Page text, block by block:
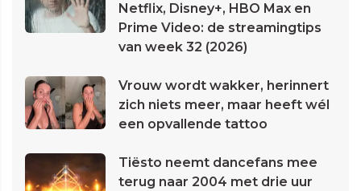
Netflix, Disney+, HBO Max en
Prime Video: de streamingtips
van week 32 (2026)
Vrouw wordt wakker, herinnert
zich niets meer, maar heeft wél
een opvallende tattoo
Tiësto neemt dancefans mee
terug naar 2004 met drie uur